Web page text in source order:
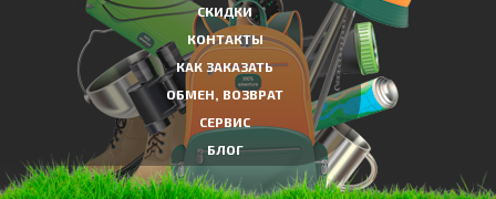
СКИДКИ
КОНТАКТЫ
КАК ЗАКАЗАТЬ
ОБМЕН, ВОЗВРАТ
СЕРВИС
БЛОГ